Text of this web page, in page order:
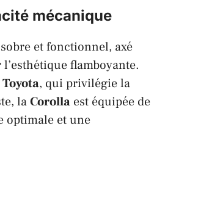
mécanique
et fonctionnel, axé
flamboyante.
Toyota, qui privilégie la
laCorolla est équipée de
optimale et une